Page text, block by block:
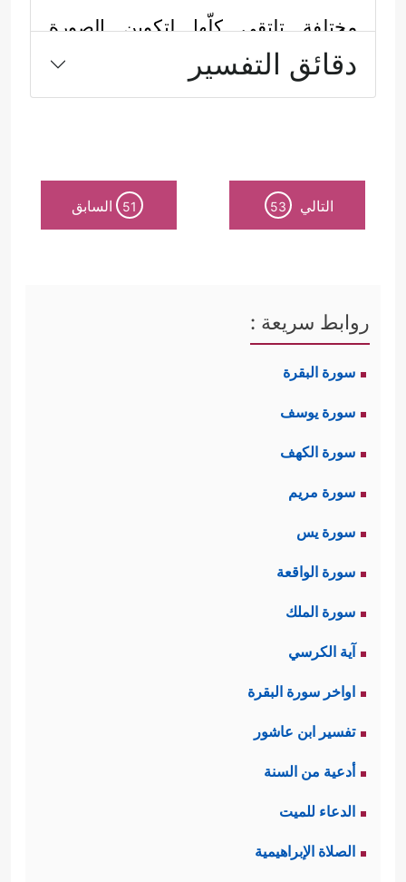
مختلفة تلتقي كلّها لتكوين الصورة
المتكاملة:
أولًا: يبدأ القرآن بالتنبيه إلى الأساس
القائم بينهﷺوبين كلِّ زوجة من زوجاته
﴿یَــٰۤـأَیُّهَا ٱلنَّبِیُّ قُل لِّأَزۡوَ ٰ⁠جِكَ إِن كُنتُنَّ تُرِدۡنَ ٱلۡحَیَوٰةَ
جَمِیلࣰا
وَإِن كُنتُنَّ تُرِدۡنَ ٱللَّهَ وَرَسُولَهُۥ وَٱلدَّارَ
ٱلۡأَخِرَةَ فَإِنَّ ٱللَّهَ أَعَدَّ لِلۡمُحۡسِنَـٰتِ مِنكُنَّ أَجۡرًا
صالحة في بناء المجتمع، فكيف بالبيت
الذي هو المثل
وهنا ملحوظةٌ دقيقة، وهي أنَّ أُمَّهات
المؤمنين كلّهنَّ مِمَّن اختار اللهَ ورسولَه
والدارَ الآخرة؛ إذ لو كانت واحدة منهنَّ
دقائق التفسير
التالي 53
51 السابق
روابط سريعة :
سورة البقرة
سورة يوسف
سورة الكهف
سورة مريم
سورة يس
سورة الواقعة
سورة الملك
آية الكرسي
اواخر سورة البقرة
تفسير ابن عاشور
أدعية من السنة
الدعاء للميت
الصلاة الإبراهيمية